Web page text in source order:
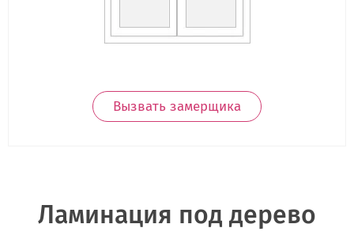
Вызвать замерщика
Ламинация под дерево